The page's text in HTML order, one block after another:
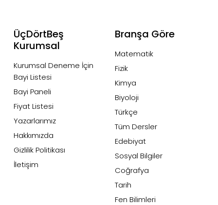
ÜçDörtBeş
Kurumsal
Kurumsal Deneme İçin
Bayi Listesi
Bayi Paneli
Fiyat Listesi
Yazarlarımız
Hakkımızda
Gizlilik Politikası
İletişim
Branşa Göre
Matematik
Fizik
Kimya
Biyoloji
Türkçe
Tüm Dersler
Edebiyat
Sosyal Bilgiler
Coğrafya
Tarih
Fen Bilimleri